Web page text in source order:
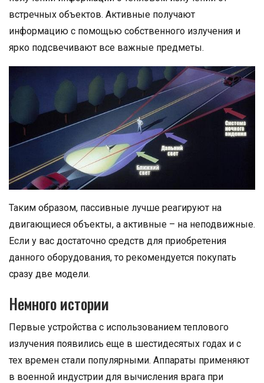
встречных объектов. Активные получают
информацию с помощью собственного излучения и
ярко подсвечивают все важные предметы.
Таким образом, пассивные лучше реагируют на
двигающиеся объекты, а активные – на неподвижные.
Если у вас достаточно средств для приобретения
данного оборудования, то рекомендуется покупать
сразу две модели.
Немного истории
Первые устройства с использованием теплового
излучения появились еще в шестидесятых годах и с
тех времен стали популярными. Аппараты применяют
в военной индустрии для вычисления врага при